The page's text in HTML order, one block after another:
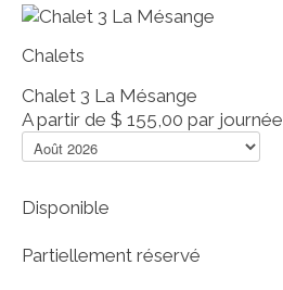
Chalets
Chalet 3 La Mésange
A partir de $ 155,00 par journée
Disponible
Partiellement réservé